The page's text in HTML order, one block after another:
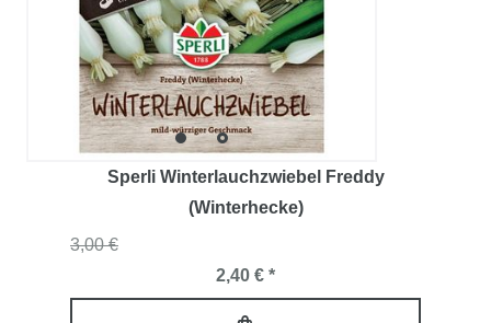
Sperli Winterlauchzwiebel Freddy
(Winterhecke)
3,00 €
2,40 € *